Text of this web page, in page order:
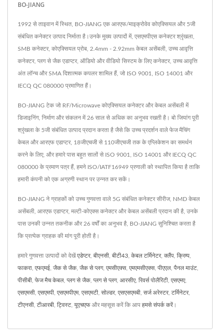
BO-JIANG
1992 से ताइवान में स्थित, BO-JIANG एक आरएफ/माइक्रोवेव कोएक्सियल और 5जी
संबंधित कनेक्टर उत्पाद निर्माता है।उनके मुख्य उत्पादों में, एसएमपीएस कनेक्टर श्रृंखला,
SMB कनेक्टर, कोएक्सियल प्रोब, 2.4mm - 2.92mm केबल असेंबली, उच्च आवृत्ति
कनेक्टर, प्लग से जैक एडाप्टर, ऑडियो और वीडियो सिस्टम के लिए कनेक्टर, उच्च आवृत्ति
अंत लॉन्च और SMA दिशात्मक कपलर शामिल हैं, जो ISO 9001, ISO 14001 और
IECQ QC 080000 प्रमाणित हैं।
BO-JIANG टेक जो RF/Microwave कोएक्सियल कनेक्टर और केबल असेंबली में
डिजाइनिंग, निर्माण और संकलन में 26 साल से अधिक का अनुभव रखती है। बो जियांग पूरी
श्रृंखला के 5जी संबंधित उत्पाद प्रदान करता है जैसे कि उच्च प्रदर्शन वाले फेज मैचिंग
केबल और आरएफ एडाप्टर, 18जीएचजी से 110जीएचजी तक के एप्लिकेशन का समर्थन
करने के लिए, और हमारे पास बहुत सालों से ISO 9001, ISO 14001 और IECQ QC
080000 के प्रमाण पत्र हैं, हमने ISO/IATF16949 प्रणाली को स्थापित किया है ताकि
हमारी कंपनी को एक अग्रणी स्थान पर उन्नत कर सकें।
BO-JIANG ने ग्राहकों को उच्च गुणवत्ता वाले 5G संबंधित कनेक्टर सीरीज, NMD केबल
असेंबली, आरएफ एडाप्टर, मल्टी-कोएक्स कनेक्टर और केबल असेंबली प्रदान की है, उनके
पास उनकी उन्नत तकनीक और 26 वर्षों का अनुभव है, BO-JIANG सुनिश्चित करता है
कि प्रत्येक ग्राहक की मांग पूरी होती है।
हमारे गुणवत्ता उत्पादों को देखेंएडेप्टर, बीएनसी बीटी43 केबल टर्मिनेटर, क्लैंप क्रिम्प
फाकरा एफएमई जैक से जैक जैक से प्लग, एमसीएक्स एमएमसीएक्स पीएएल पैनल माउंट
पीसीबी फेज मैच केबल प्लग से जैक प्लग से प्लग, आरसीए, रिवर्स पोलैरिटी एसएमए,
एसएमसी एसएमपी एसएमपीएम, एसएमटी सोल्डर, एसएसएमबी सर्ज अरेस्टर, टर्मिनेटर,
टीएनसी टीआरबी ट्विस्ट यूएचएफ और महसूस करें कि आप हमसे संपर्क करें।